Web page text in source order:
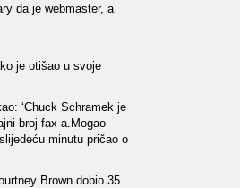
da je webmaster, a
je otišao u svoje
‘Chuck Schramek je
broj fax-a.Mogao
minutu pričao o
Brown dobio 35